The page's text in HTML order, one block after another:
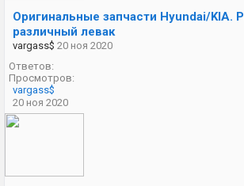
Оригинальные запчасти Hyundai/KIA.
различный левак
vargass$ 20 ноя 2020
Ответов:
Просмотров:
vargass$
20 ноя 2020